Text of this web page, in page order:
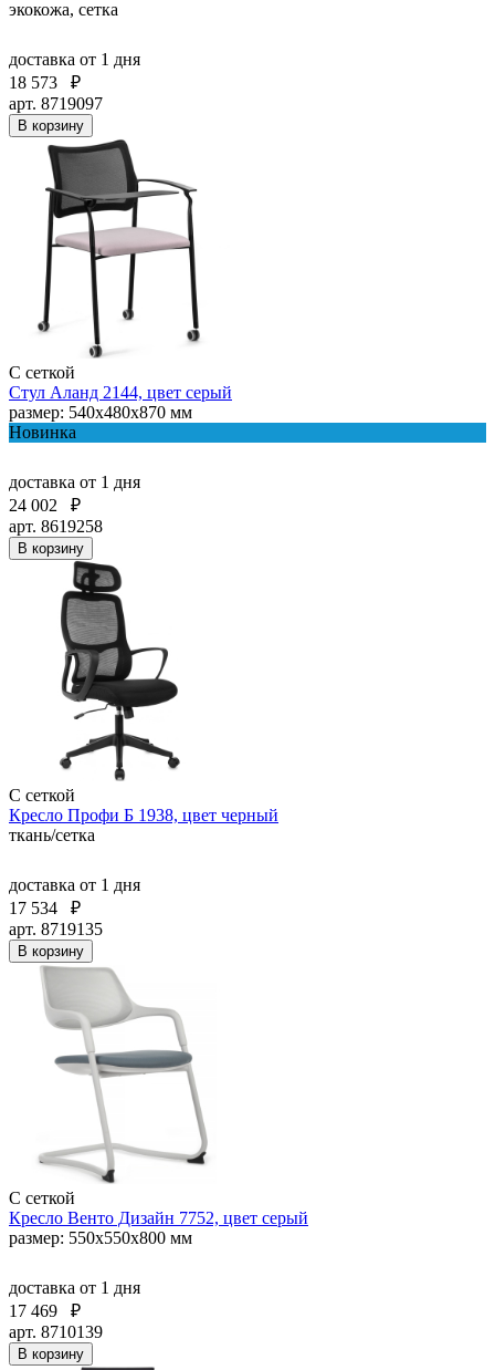
экокожа, сетка
доставка от 1 дня
18 573
₽
арт. 8719097
В корзину
С сеткой
Стул Аланд 2144, цвет серый
размер: 540x480x870 мм
Новинка
доставка от 1 дня
24 002
₽
арт. 8619258
В корзину
С сеткой
Кресло Профи Б 1938, цвет черный
ткань/сетка
доставка от 1 дня
17 534
₽
арт. 8719135
В корзину
С сеткой
Кресло Венто Дизайн 7752, цвет серый
размер: 550х550х800 мм
доставка от 1 дня
17 469
₽
арт. 8710139
В корзину